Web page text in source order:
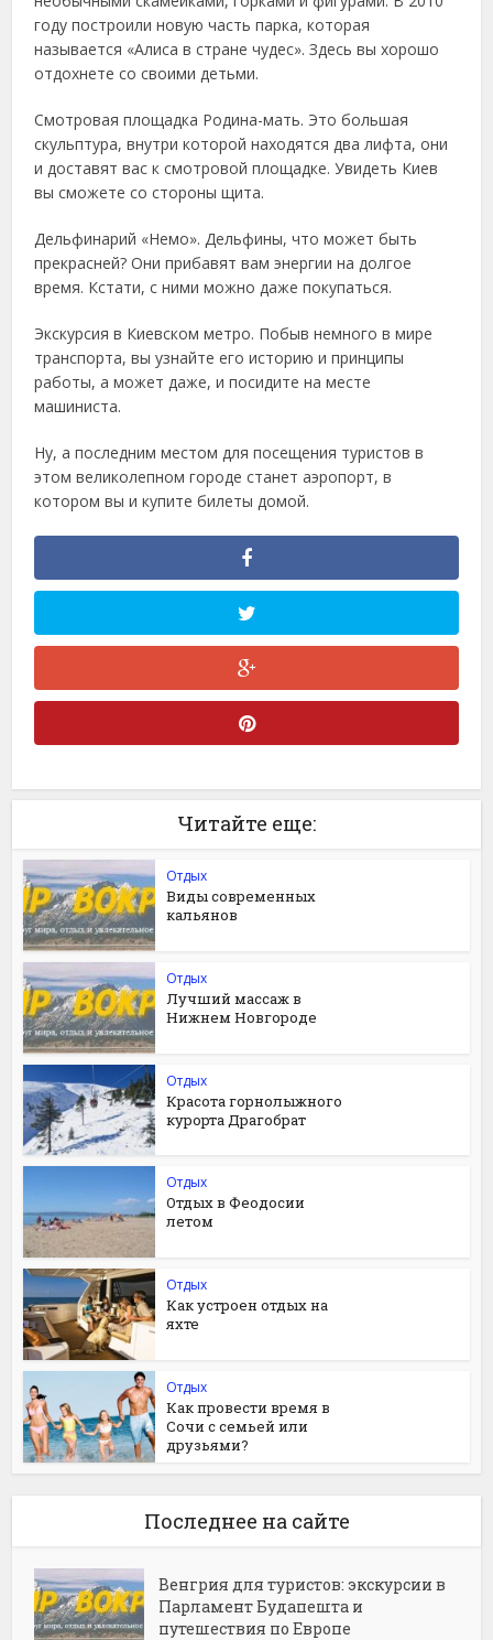
году построили новую часть парка, которая
называется «Алиса в стране чудес». Здесь вы хорошо
отдохнете со своими детьми.
Смотровая площадка Родина-мать. Это большая
скульптура, внутри которой находятся два лифта, они
и доставят вас к смотровой площадке. Увидеть Киев
вы сможете со стороны щита.
Дельфинарий «Немо». Дельфины, что может быть
прекрасней? Они прибавят вам энергии на долгое
время. Кстати, с ними можно даже покупаться.
Экскурсия в Киевском метро. Побыв немного в мире
транспорта, вы узнайте его историю и принципы
работы, а может даже, и посидите на месте
машиниста.
Ну, а последним местом для посещения туристов в
этом великолепном городе станет аэропорт, в
котором вы и купите билеты домой.
Читайте еще:
Отдых
Виды современных
кальянов
Отдых
Лучший массаж в
Нижнем Новгороде
Отдых
Красота горнолыжного
курорта Драгобрат
Отдых
Отдых в Феодосии
летом
Отдых
Как устроен отдых на
яхте
Отдых
Как провести время в
Сочи с семьей или
друзьями?
Последнее на сайте
Венгрия для туристов: экскурсии в
Парламент Будапешта и
путешествия по Европе